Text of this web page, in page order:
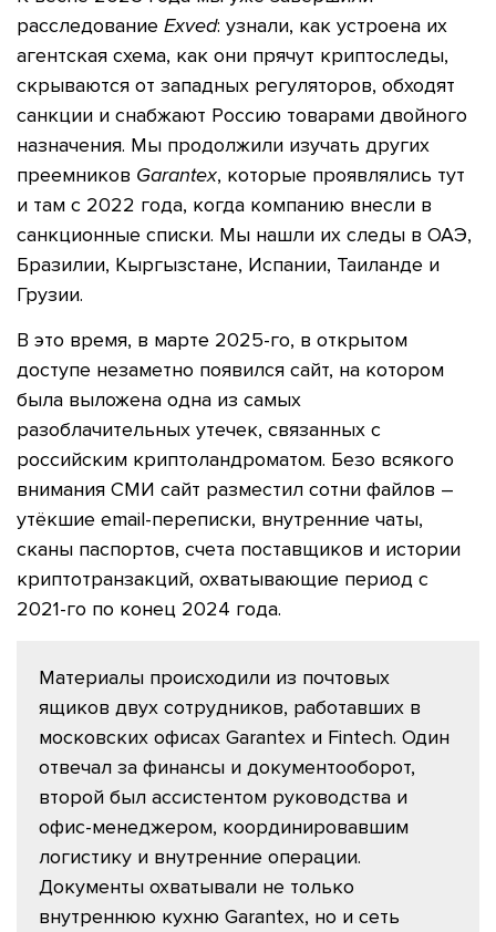
расследование Exved: узнали, как устроена их
агентская схема, как они прячут криптоследы,
скрываются от западных регуляторов, обходят
санкции и снабжают Россию товарами двойного
назначения. Мы продолжили изучать других
преемников Garantex, которые проявлялись тут
и там с 2022 года, когда компанию внесли в
санкционные списки. Мы нашли их следы в ОАЭ,
Бразилии, Кыргызстане, Испании, Таиланде и
Грузии.
В это время, в марте 2025-го, в открытом
доступе незаметно появился сайт, на котором
была выложена одна из самых
разоблачительных утечек, связанных с
российским криптоландроматом. Безо всякого
внимания СМИ сайт разместил сотни файлов –
утёкшие email-переписки, внутренние чаты,
сканы паспортов, счета поставщиков и истории
криптотранзакций, охватывающие период с
2021-го по конец 2024 года.
Материалы происходили из почтовых
ящиков двух сотрудников, работавших в
московских офисах Garantex и Fintech. Один
отвечал за финансы и документооборот,
второй был ассистентом руководства и
офис-менеджером, координировавшим
логистику и внутренние операции.
Документы охватывали не только
внутреннюю кухню Garantex, но и сеть